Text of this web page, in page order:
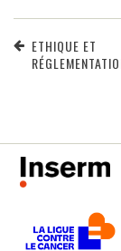
ETHIQUE ET